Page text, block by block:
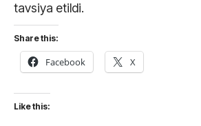
tavsiya etildi.
Share this:
Facebook X
Like this: